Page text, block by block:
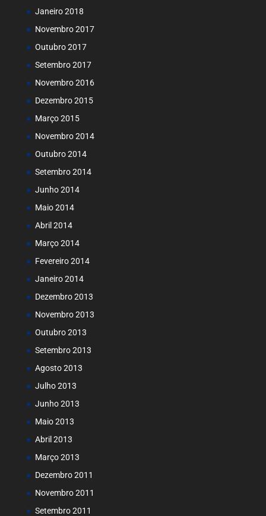
Janeiro 2018
Novembro 2017
Outubro 2017
Setembro 2017
Novembro 2016
Dezembro 2015
Março 2015
Novembro 2014
Outubro 2014
Setembro 2014
Junho 2014
Maio 2014
Abril 2014
Março 2014
Fevereiro 2014
Janeiro 2014
Dezembro 2013
Novembro 2013
Outubro 2013
Setembro 2013
Agosto 2013
Julho 2013
Junho 2013
Maio 2013
Abril 2013
Março 2013
Dezembro 2011
Novembro 2011
Setembro 2011